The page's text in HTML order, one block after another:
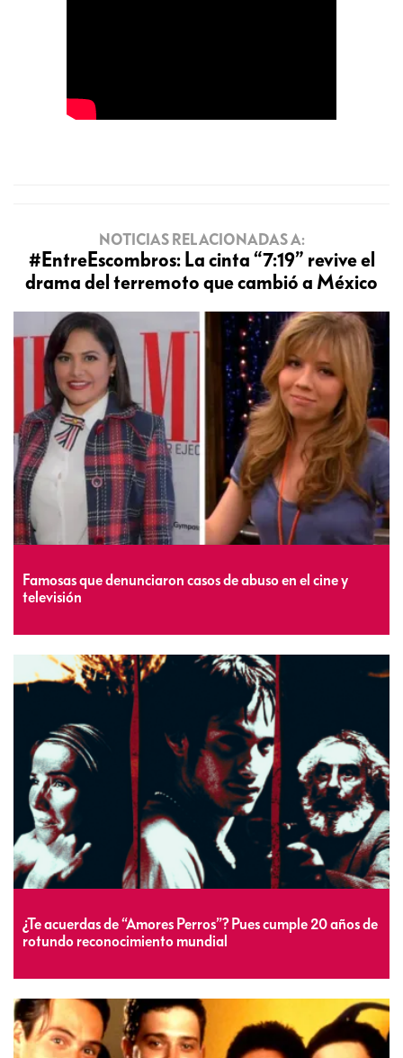
NOTICIAS RELACIONADAS A:
#EntreEscombros: La cinta “7:19” revive el
drama del terremoto que cambió a México
Famosas que denunciaron casos de abuso en el cine y
televisión
¿Te acuerdas de “Amores Perros”? Pues cumple 20 años de
rotundo reconocimiento mundial